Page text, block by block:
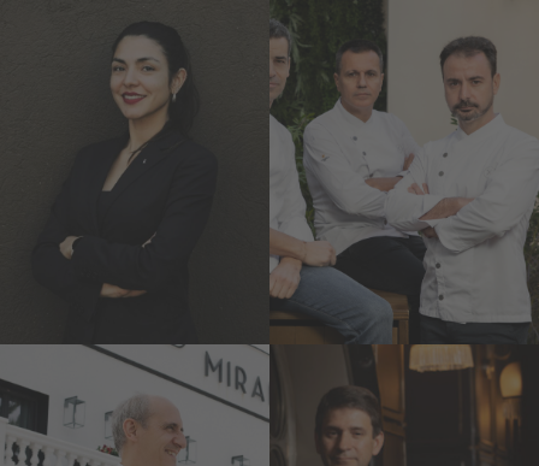
Marianna
Suarez
d’Alessandro
Mateu
Casañas,
Oriol Castro
y Eduard
Xatruch
Disfrutar***